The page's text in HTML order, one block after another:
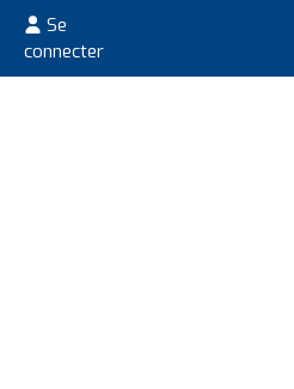
Se
connecter